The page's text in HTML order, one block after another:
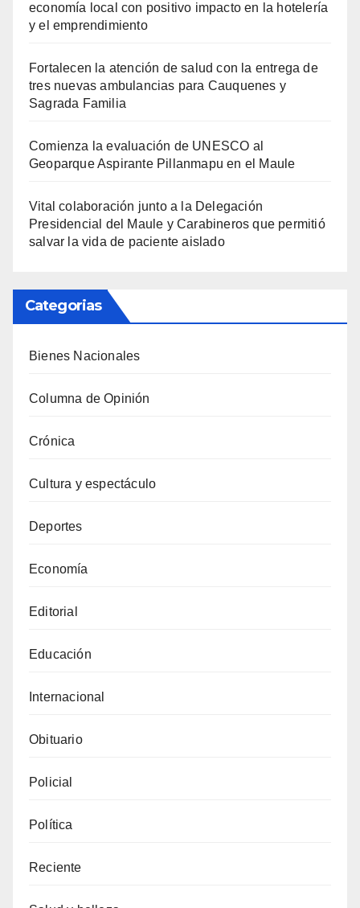
economía local con positivo impacto en la hotelería
y el emprendimiento
Fortalecen la atención de salud con la entrega de
tres nuevas ambulancias para Cauquenes y
Sagrada Familia
Comienza la evaluación de UNESCO al
Geoparque Aspirante Pillanmapu en el Maule
Vital colaboración junto a la Delegación
Presidencial del Maule y Carabineros que permitió
salvar la vida de paciente aislado
Categorias
Bienes Nacionales
Columna de Opinión
Crónica
Cultura y espectáculo
Deportes
Economía
Editorial
Educación
Internacional
Obituario
Policial
Política
Reciente